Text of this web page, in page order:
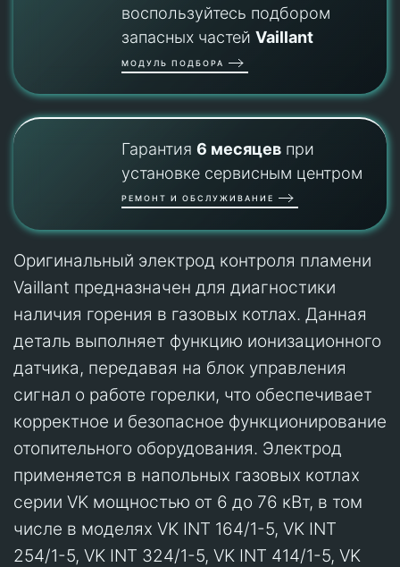
воспользуйтесь подбором
запасных частей Vaillant
МОДУЛЬ ПОДБОРА
Гарантия 6 месяцевпри
установке сервисным центром
РЕМОНТ И ОБСЛУЖИВАНИЕ
Оригинальный электрод контроля пламени
Vaillant предназначен для диагностики
наличия горения в газовых котлах. Данная
деталь выполняет функцию ионизационного
датчика, передавая на блок управления
сигнал о работе горелки, что обеспечивает
корректное и безопасное функционирование
отопительного оборудования. Электрод
применяется в напольных газовых котлах
серии VK мощностью от 6 до 76 кВт, в том
числе в моделях VK INT 164/1-5, VK INT
254/1-5, VK INT 324/1-5, VK INT 414/1-5, VK